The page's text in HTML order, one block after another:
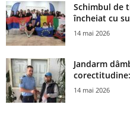
Schimbul de
încheiat cu
14 mai 2026
Jandarm
14 mai 2026